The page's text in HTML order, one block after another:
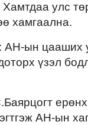
Хамтдаа улс
хамгаална.
АН-ын цааших
үзэл
АН-ын